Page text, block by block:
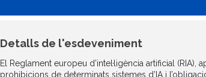
Detalls de l'esdeveniment
El Reglament europeu d’intel·ligència artificial
prohibicions de determinats sistemes d’IA i